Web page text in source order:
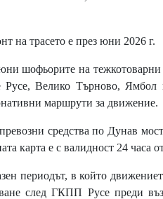
на трасето е през юни 2026 г.
шофьорите на тежкотоварни
Велико Търново, Ямбол
маршрути за движение.
средства по Дунав
карта е с валидност 24 часа
периодът, в който
след ГКПП Русе преди